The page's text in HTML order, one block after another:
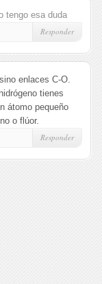
tengo esa duda
Responder
enlaces C-O.
tienes
átomo pequeño
o flúor.
Responder